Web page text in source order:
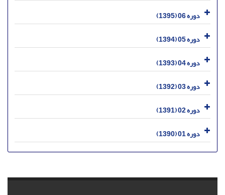
دوره 06 (1395)
دوره 05 (1394)
دوره 04 (1393)
دوره 03 (1392)
دوره 02 (1391)
دوره 01 (1390)